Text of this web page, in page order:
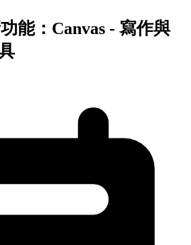
能：Canvas - 寫作與